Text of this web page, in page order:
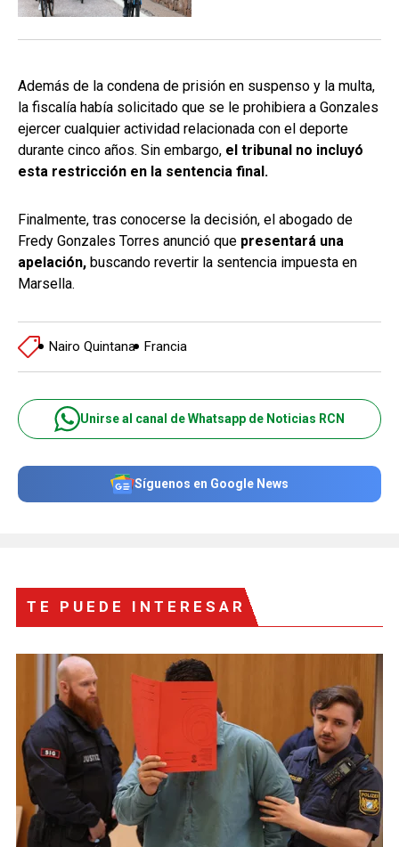
Además de la condena de prisión en suspenso y la multa,
la fiscalía había solicitado que se le prohibiera a Gonzales
ejercer cualquier actividad relacionada con el deporte
durante cinco años. Sin embargo, el tribunal no incluyó
esta restricción en la sentencia final.
Finalmente, tras conocerse la decisión, el abogado de
Fredy Gonzales Torres anunció que presentará una
apelación, buscando revertir la sentencia impuesta en
Marsella.
Nairo Quintana Francia
Unirse al canal de Whatsapp de Noticias RCN
Síguenos en Google News
TE PUEDE INTERESAR